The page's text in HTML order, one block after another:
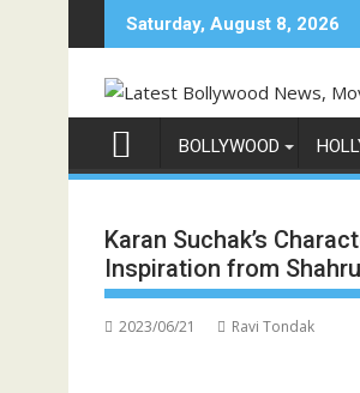
to
Saturday, August 8, 2026
दुनिया में अनोखी एंट्री अनिल कपूर होस्ट करेंगे भारत का
BOLLYWOOD
Karan Suchak’s
Inspiration from
2023/06/21 Ravi Tondak